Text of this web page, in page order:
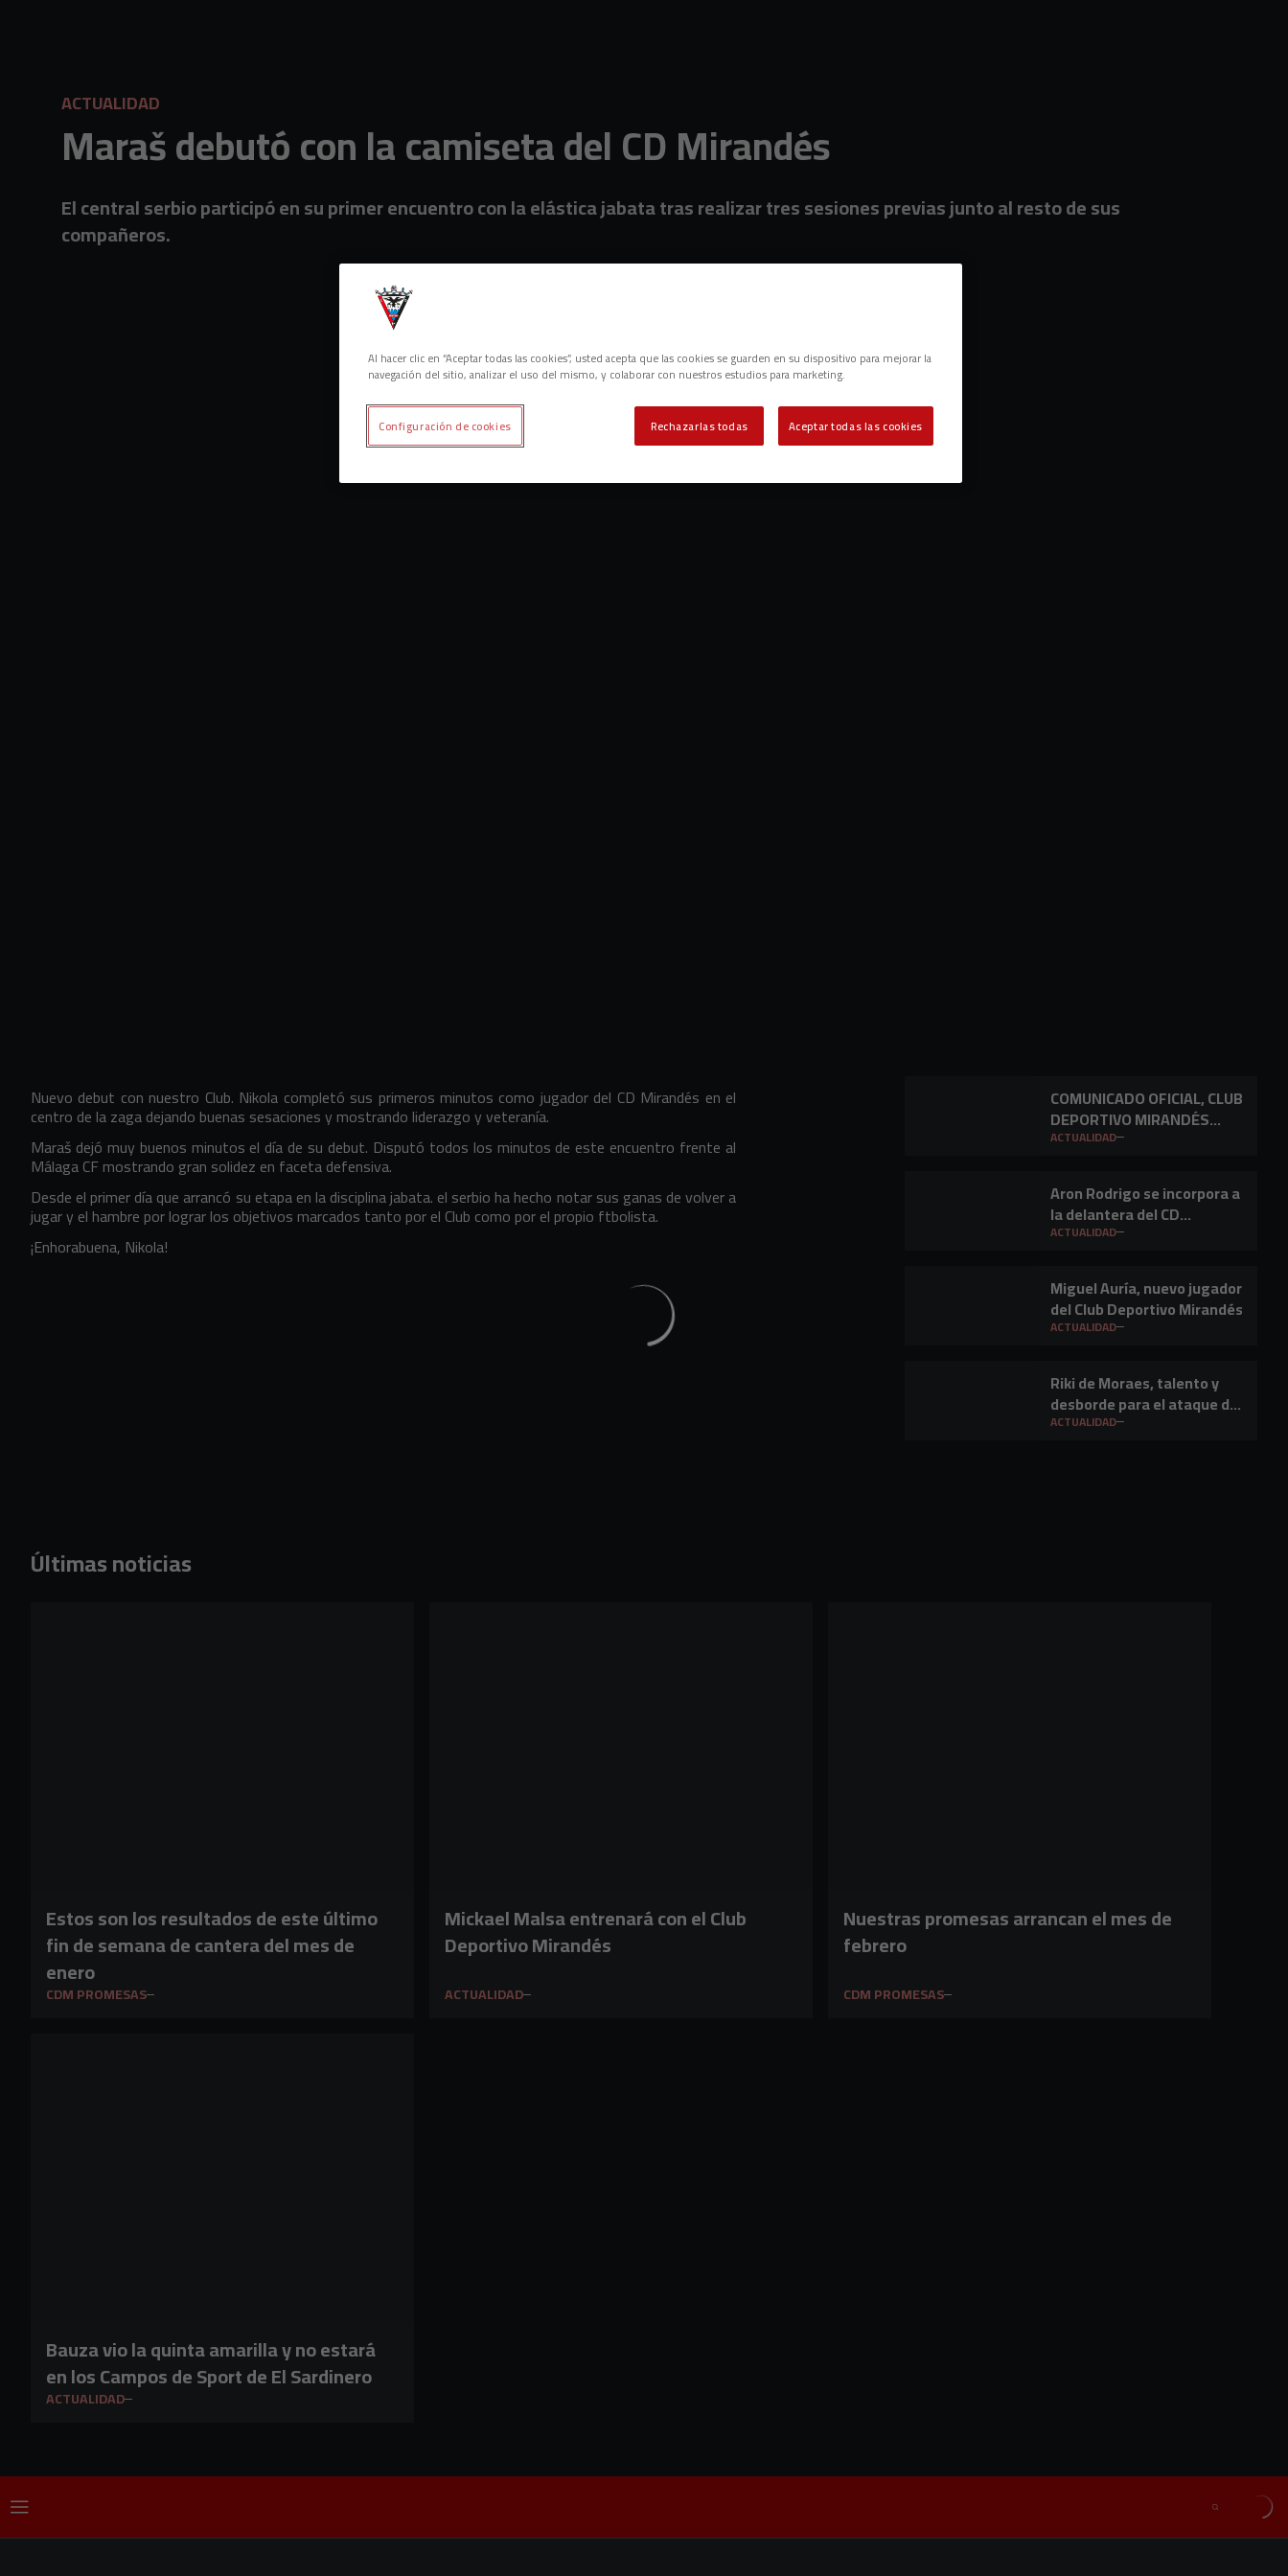
ACTUALIDAD
Maraš debutó con la camiseta del CD Mirandés
El central serbio participó en su primer encuentro con la elástica jabata tras realizar tres sesiones previas junto al resto de sus
compañeros.
Nuevo debut con nuestro Club. Nikola completó sus primeros minutos como jugador del CD Mirandés en el
centro de la zaga dejando buenas sesaciones y mostrando liderazgo y veteranía.
Maraš dejó muy buenos minutos el día de su debut. Disputó todos los minutos de este encuentro frente al
Málaga CF mostrando gran solidez en faceta defensiva.
Desde el primer día que arrancó su etapa en la disciplina jabata. el serbio ha hecho notar sus ganas de volver a
jugar y el hambre por lograr los objetivos marcados tanto por el Club como por el propio ftbolista.
¡Enhorabuena, Nikola!
COMUNICADO OFICIAL, CLUB
DEPORTIVO MIRANDÉS
S.A.D.
ACTUALIDAD
Aron Rodrigo se incorpora a
la delantera del CD
Mirandés
ACTUALIDAD
Miguel Auría, nuevo jugador
del Club Deportivo Mirandés
ACTUALIDAD
Riki de Moraes, talento y
desborde para el ataque del
Club Deportivo Mirandés
ACTUALIDAD
Últimas noticias
Estos son los resultados de este último
fin de semana de cantera del mes de
enero
CDM PROMESAS
Mickael Malsa entrenará con el Club
Deportivo Mirandés
ACTUALIDAD
Nuestras promesas arrancan el mes de
febrero
CDM PROMESAS
Bauza vio la quinta amarilla y no estará
en los Campos de Sport de El Sardinero
ACTUALIDAD
Al hacer clic en “Aceptar todas las cookies”, usted acepta que las cookies se guarden en su dispositivo para mejorar la
navegación del sitio, analizar el uso del mismo, y colaborar con nuestros estudios para marketing.
Rechazarlas todas Aceptar todas las cookies
Configuración de cookies